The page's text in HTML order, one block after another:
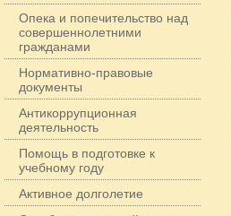
Опека и попечительство над
совершеннолетними
гражданами
Нормативно-правовые
документы
Антикоррупционная
деятельность
Помощь в подготовке к
учебному году
Активное долголетие